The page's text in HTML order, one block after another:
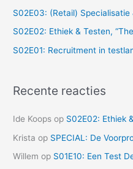
S02E03: (Retail) Specialisatie
S02E02: Ethiek & Testen,
S02E01: Recruitment in
Recente reacties
Ide Koops op S02E02: Ethiek
Krista op SPECIAL: De
Willem op S01E10: Een Test